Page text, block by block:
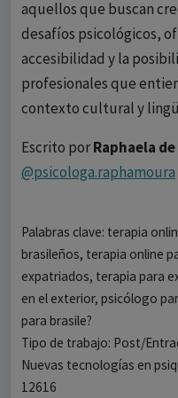
aquellos que buscan
desafíos psicológicos,
accesibilidad y la
profesionales que
contexto cultural y
Escrito porRaphaela
@psicologa.raphamoura
Palabras clave: terapia
brasileños, terapia online
expatriados, terapia para
en el exterior, psicólogo
para brasile?
Tipo de trabajo: Post/
Nuevas tecnologías en
12616